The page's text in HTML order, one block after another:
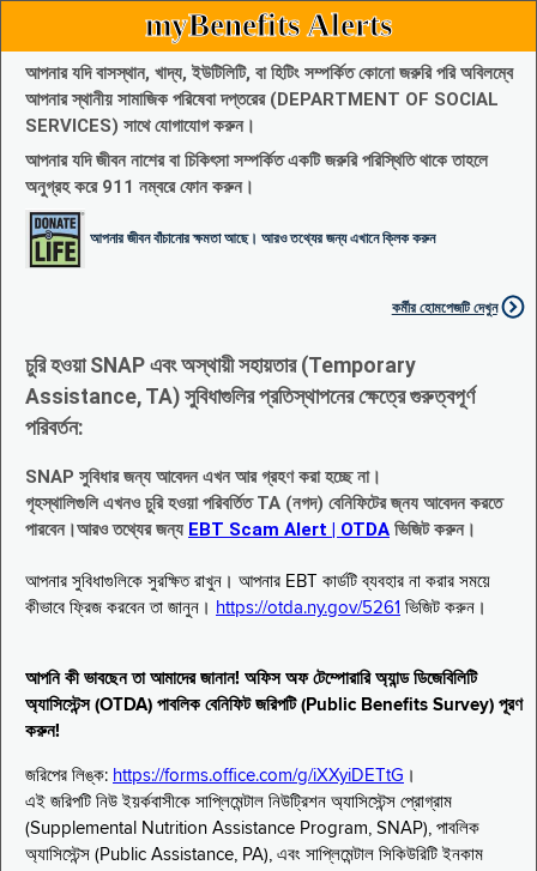
myBenefits Alerts
আপনার যদি বাসস্থান, খাদ্য, ইউটিলিটি, বা হিটিং সম্পর্কিত কোনো জরুরি পরি অবিলম্বে
আপনার স্থানীয় সামাজিক পরিষেবা দপ্তরের (DEPARTMENT OF SOCIAL
SERVICES) সাথে যোগাযোগ করুন।
আপনার যদি জীবন নাশের বা চিকিৎসা সম্পর্কিত একটি জরুরি পরিস্থিতি থাকে তাহলে
অনুগ্রহ করে 911 নম্বরে ফোন করুন।
আপনার জীবন বাঁচানোর ক্ষমতা আছে। আরও তথ্যের জন্য এখানে ক্লিক করুন
কর্মীর হোমপেজটি দেখুন
চুরি হওয়া SNAP এবং অস্থায়ী সহায়তার (Temporary
Assistance, TA) সুবিধাগুলির প্রতিস্থাপনের ক্ষেত্রে গুরুত্বপূর্ণ
পরিবর্তন:
SNAP সুবিধার জন্য আবেদন এখন আর গ্রহণ করা হচ্ছে না।
গৃহস্থালিগুলি এখনও চুরি হওয়া পরিবর্তিত TA (নগদ) বেনিফিটের জ্নয আবেদন করতে
পারবেন।আরও তথ্যের জন্য EBT Scam Alert | OTDA ভিজিট করুন।
আপনার সুবিধাগুলিকে সুরক্ষিত রাখুন। আপনার EBT কার্ডটি ব্যবহার না করার সময়ে
কীভাবে ফ্রিজ করবেন তা জানুন। https://otda.ny.gov/5261 ভিজিট করুন।
আপনি কী ভাবছেন তা আমাদের জানান! অফিস অফ টেম্পোরারি অ্যান্ড ডিজেবিলিটি
অ্যাসিস্টেন্স (OTDA) পাবলিক বেনিফিট জরিপটি (Public Benefits Survey) পূরণ
করুন!
জরিপের লিঙ্ক: https://forms.office.com/g/iXXyiDETtG ।
এই জরিপটি নিউ ইয়র্কবাসীকে সাপ্লিমেন্টাল নিউট্রিশন অ্যাসিস্টেন্স প্রোগ্রাম
(Supplemental Nutrition Assistance Program, SNAP), পাবলিক
অ্যাসিস্টেন্স (Public Assistance, PA), এবং সাপ্লিমেন্টাল সিকিউরিটি ইনকাম